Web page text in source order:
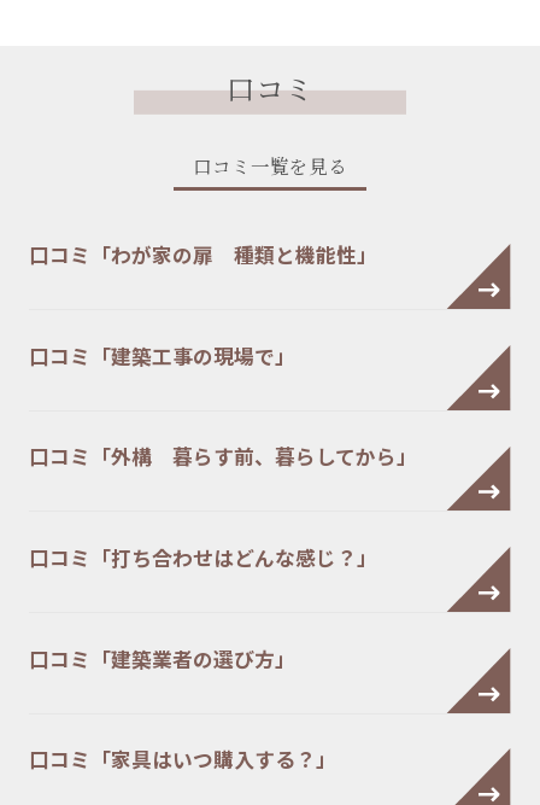
口コミ
口コミ一覧を見る
口コミ「わが家の扉 種類と機能性」
口コミ「建築工事の現場で」
口コミ「外構 暮らす前、暮らしてから」
口コミ「打ち合わせはどんな感じ？」
口コミ「建築業者の選び方」
口コミ「家具はいつ購入する？」